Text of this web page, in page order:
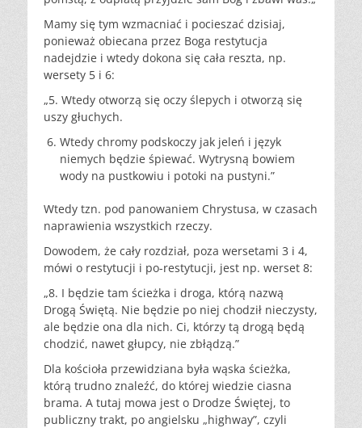
Mamy się tym wzmacniać i pocieszać dzisiaj,
ponieważ obiecana przez Boga restytucja
nadejdzie i wtedy dokona się cała reszta, np.
wersety 5 i 6:
„5. Wtedy otworzą się oczy ślepych i otworzą się
uszy głuchych.
Wtedy chromy podskoczy jak jeleń i język
niemych będzie śpiewać. Wytrysną bowiem
wody na pustkowiu i potoki na pustyni.”
Wtedy tzn. pod panowaniem Chrystusa, w czasach
naprawienia wszystkich rzeczy.
Dowodem, że cały rozdział, poza wersetami 3 i 4,
mówi o restytucji i po-restytucji, jest np. werset 8:
„8. I będzie tam ścieżka i droga, którą nazwą
Drogą Świętą. Nie będzie po niej chodził nieczysty,
ale będzie ona dla nich. Ci, którzy tą drogą będą
chodzić, nawet głupcy, nie zbłądzą.”
Dla kościoła przewidziana była wąska ścieżka,
którą trudno znaleźć, do której wiedzie ciasna
brama. A tutaj mowa jest o Drodze Świętej, to
publiczny trakt, po angielsku „highway”, czyli